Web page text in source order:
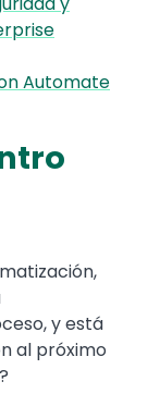
Automate
y está
al próximo